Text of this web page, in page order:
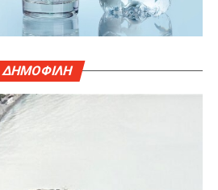
ΔΗΜΟΦΙΛΗ